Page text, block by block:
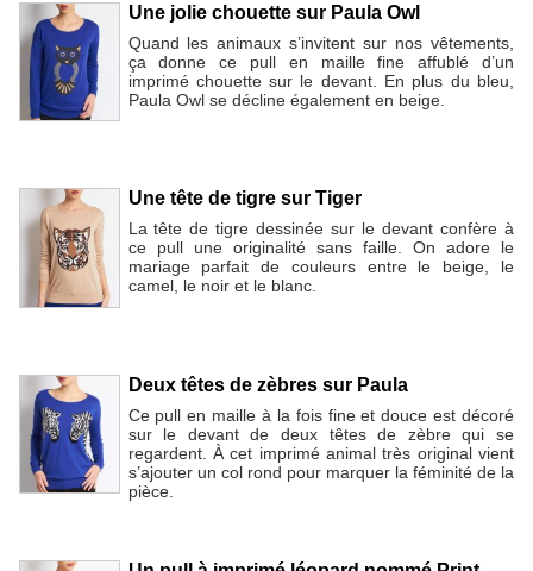
Une jolie chouette sur Paula Owl
Quand les animaux s’invitent sur nos vêtements,
ça donne ce pull en maille fine affublé d’un
imprimé chouette sur le devant. En plus du bleu,
Paula Owl se décline également en beige.
Une tête de tigre sur Tiger
La tête de tigre dessinée sur le devant confère à
ce pull une originalité sans faille. On adore le
mariage parfait de couleurs entre le beige, le
camel, le noir et le blanc.
Deux têtes de zèbres sur Paula
Ce pull en maille à la fois fine et douce est décoré
sur le devant de deux têtes de zèbre qui se
regardent. À cet imprimé animal très original vient
s’ajouter un col rond pour marquer la féminité de la
pièce.